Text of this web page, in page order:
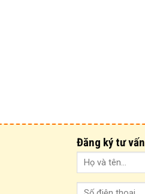
Đăng ký tư vấn